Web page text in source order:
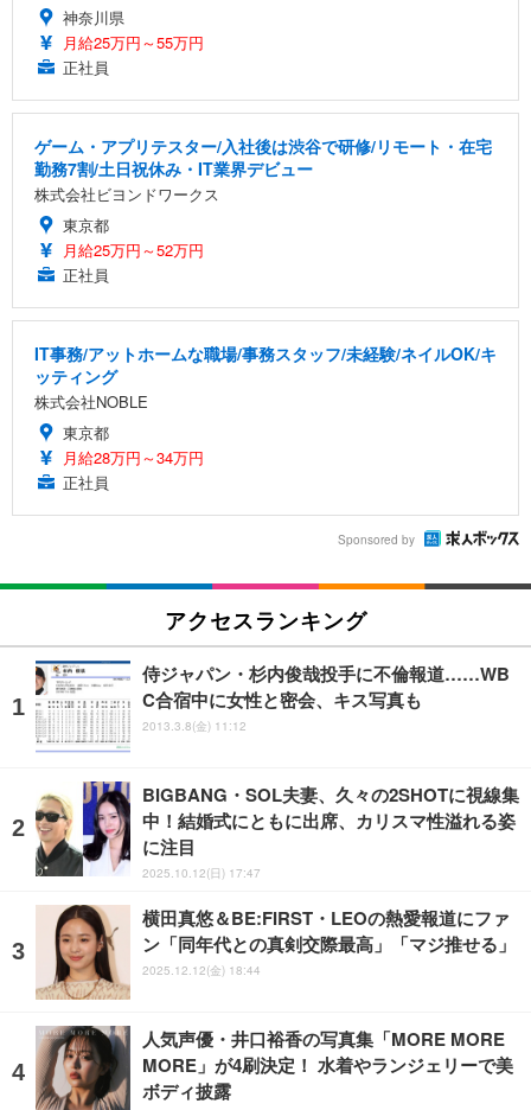
神奈川県
月給25万円～55万円
正社員
ゲーム・アプリテスター/入社後は渋谷で研修/リモート・在宅
勤務7割/土日祝休み・IT業界デビュー
株式会社ビヨンドワークス
東京都
月給25万円～52万円
正社員
IT事務/アットホームな職場/事務スタッフ/未経験/ネイルOK/キ
ッティング
株式会社NOBLE
東京都
月給28万円～34万円
正社員
Sponsored by
アクセスランキング
侍ジャパン・杉内俊哉投手に不倫報道……WB
C合宿中に女性と密会、キス写真も
2013.3.8(金) 11:12
BIGBANG・SOL夫妻、久々の2SHOTに視線集
中！結婚式にともに出席、カリスマ性溢れる姿
に注目
2025.10.12(日) 17:47
横田真悠＆BE:FIRST・LEOの熱愛報道にファ
ン「同年代との真剣交際最高」「マジ推せる」
2025.12.12(金) 18:44
人気声優・井口裕香の写真集「MORE MORE
MORE」が4刷決定！ 水着やランジェリーで美
ボディ披露